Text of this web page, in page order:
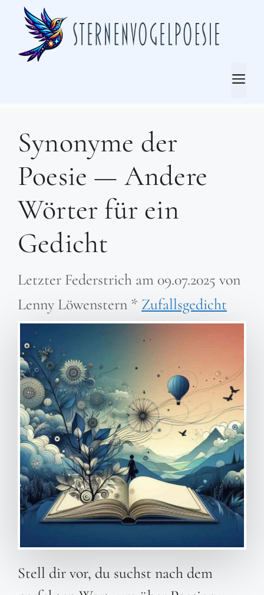
Zum
Inhalt
springen
Synonyme der
Poesie — Andere
Wörter für ein
Gedicht
Letzter Federstrich am 09.07.2025 von
Lenny Löwenstern * Zufallsgedicht
Stell dir vor, du suchst nach dem